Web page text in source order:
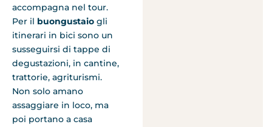
accompagna nel tour.
Per il buongustaio gli
itinerari in bici sono un
susseguirsi di tappe di
degustazioni, in cantine,
trattorie, agriturismi.
Non solo amano
assaggiare in loco, ma
poi portano a casa